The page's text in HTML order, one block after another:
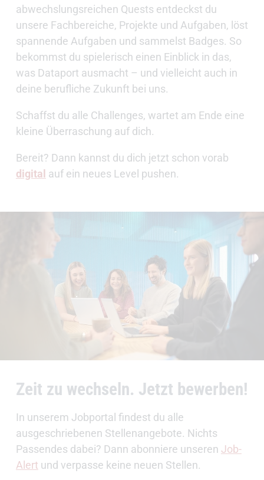
abwechslungsreichen Quests entdeckst du
unsere Fachbereiche, Projekte und Aufgaben, löst
spannende Aufgaben und sammelst Badges. So
bekommst du spielerisch einen Einblick in das,
was Dataport ausmacht – und vielleicht auch in
deine berufliche Zukunft bei uns.
Schaffst du alle Challenges, wartet am Ende eine
kleine Überraschung auf dich.
Bereit? Dann kannst du dich jetzt schon vorab
digital auf ein neues Level pushen.
Zeit zu wechseln. Jetzt bewerben!
In unserem Jobportal findest du alle
ausgeschriebenen Stellenangebote. Nichts
Passendes dabei? Dann abonniere unseren Job-
Alert und verpasse keine neuen Stellen.